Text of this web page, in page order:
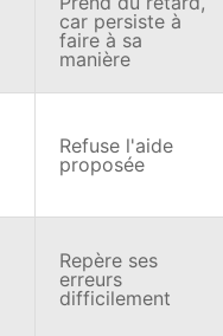
car persiste à
faire à sa
manière
Refuse l'aide
proposée
Repère ses
erreurs
difficilement